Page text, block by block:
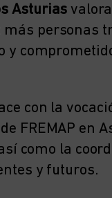
Asturias
más
con la
FREMAP en
como la
y futuros.